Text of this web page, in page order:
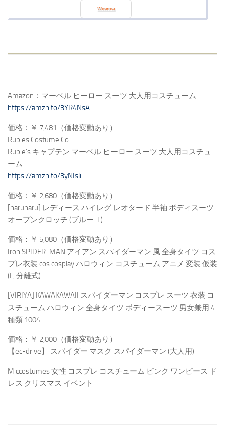
Wowma
Amazon：マーベル ヒーロー スーツ 大人用コスチューム
https://amzn.to/3YR4NsA
価格：￥ 7,481（価格変動あり）
Rubies Costume Co
Rubie’s キャプテン マーベル ヒーロー スーツ 大人用コスチュ
ーム
https://amzn.to/3yNIsli
価格：￥ 2,680（価格変動あり）
[narunaru] レディース ハイレグ レオタード 半袖 ボディスーツ
オープンクロッチ (ブルー-L)
価格：￥ 5,080（価格変動あり）
Iron SPIDER-MAN アイアン スパイダーマン 風 全身タイツ コス
プレ衣装 cos cosplay ハロウィン コスチューム アニメ 変装 仮装
(L, 分離式)
[VIRIYA] KAWAKAWAII スパイダーマン コスプレ スーツ 衣装 コ
スチューム ハロウィン 全身タイツ ボディースーツ 男女兼用 4
種類 1004
価格：￥ 2,000（価格変動あり）
【ec-drive】 スパイダー マスク スパイダーマン (大人用)
Miccostumes 女性 コスプレ コスチューム ピンク ワンピース ド
レス クリスマス イベント